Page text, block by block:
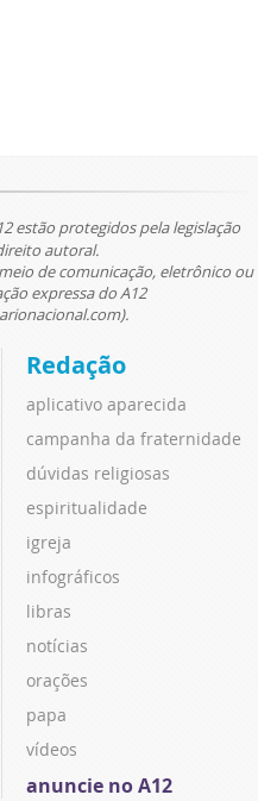
estão protegidos pela legislação
autoral.
de comunicação, eletrônico ou
expressa do A12
Redação
aplicativo aparecida
campanha da fraternidade
dúvidas religiosas
espiritualidade
igreja
infográficos
libras
notícias
orações
papa
vídeos
anuncie no A12